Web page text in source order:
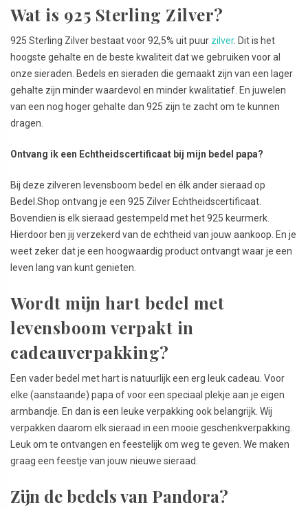
Wat is 925 Sterling Zilver?
925 Sterling Zilver bestaat voor 92,5% uit puur zilver. Dit is het
hoogste gehalte en de beste kwaliteit dat we gebruiken voor al
onze sieraden. Bedels en sieraden die gemaakt zijn van een lager
gehalte zijn minder waardevol en minder kwalitatief. En juwelen
van een nog hoger gehalte dan 925 zijn te zacht om te kunnen
dragen.
Ontvang ik een Echtheidscertificaat bij mijn bedel papa?
Bij deze zilveren levensboom bedel en élk ander sieraad op
Bedel.Shop ontvang je een 925 Zilver Echtheidscertificaat.
Bovendien is elk sieraad gestempeld met het 925 keurmerk.
Hierdoor ben jij verzekerd van de echtheid van jouw aankoop. En je
weet zeker dat je een hoogwaardig product ontvangt waar je een
leven lang van kunt genieten.
Wordt mijn hart bedel met
levensboom verpakt in
cadeauverpakking?
Een vader bedel met hart is natuurlijk een erg leuk cadeau. Voor
elke (aanstaande) papa of voor een speciaal plekje aan je eigen
armbandje. En dan is een leuke verpakking ook belangrijk. Wij
verpakken daarom elk sieraad in een mooie geschenkverpakking.
Leuk om te ontvangen en feestelijk om weg te geven. We maken
graag een feestje van jouw nieuwe sieraad.
Zijn de bedels van Pandora?